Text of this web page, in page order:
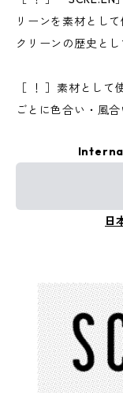
リーンを素材とし
クリーンの歴史とし
［ ！ ］素材とし
ごとに色合い・風合
日